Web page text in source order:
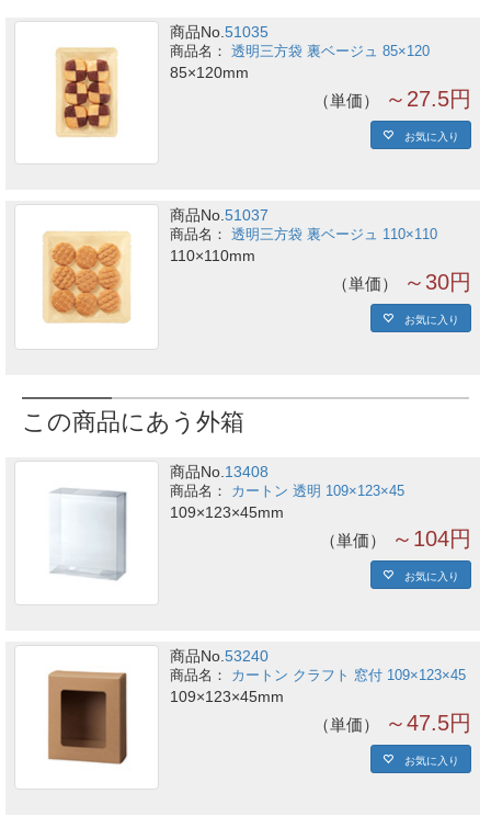
商品No.51035
透明三方袋 裏ベージュ 85×120
85×120mm
単価 ～27.5円
お気に入り
商品No.51037
透明三方袋 裏ベージュ 110×110
110×110mm
単価 ～30円
お気に入り
この商品にあう外箱
商品No. 13408
カートン 透明 109×123×45
109×123×45mm
単価 ～104円
お気に入り
商品No.53240
カートン クラフト 窓付 109×123×45
109×123×45mm
単価 ～47.5円
お気に入り